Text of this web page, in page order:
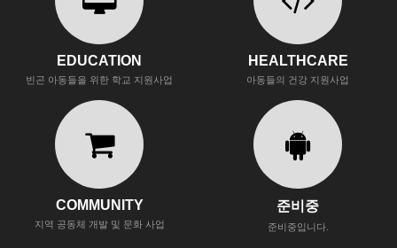
EDUCATION
빈곤 아동들을 위한 학교 지원사업
HEALTHCARE
아동들의 건강 지원사업
COMMUNITY
지역 공동체 개발 및 문화 사업
준비중
준비중입니다.